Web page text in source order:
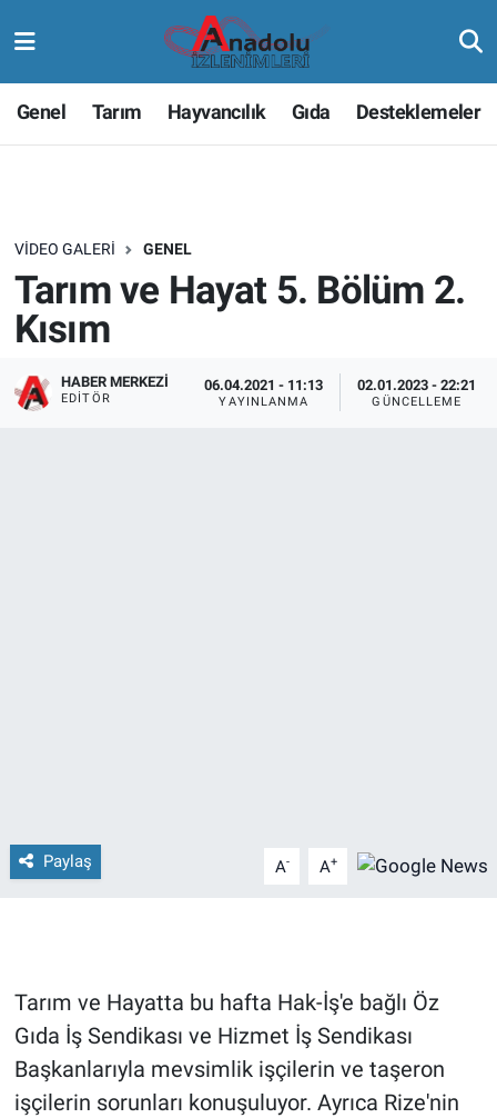
Genel Tarım Hayvancılık Gıda Desteklemeler
VIDEO GALERI GENEL
Tarım ve Hayat 5. Bölüm 2.
Kısım
HABER MERKEZI
EDITÖR
06.04.2021 - 11:13
YAYINLANMA
02.01.2023 - 22:21
GÜNCELLEME
Paylaş A- A+
Tarım ve Hayatta bu hafta Hak-İş'e bağlı Öz
Gıda İş Sendikası ve Hizmet İş Sendikası
Başkanlarıyla mevsimlik işçilerin ve taşeron
işçilerin sorunları konuşuluyor. Ayrıca Rize'nin